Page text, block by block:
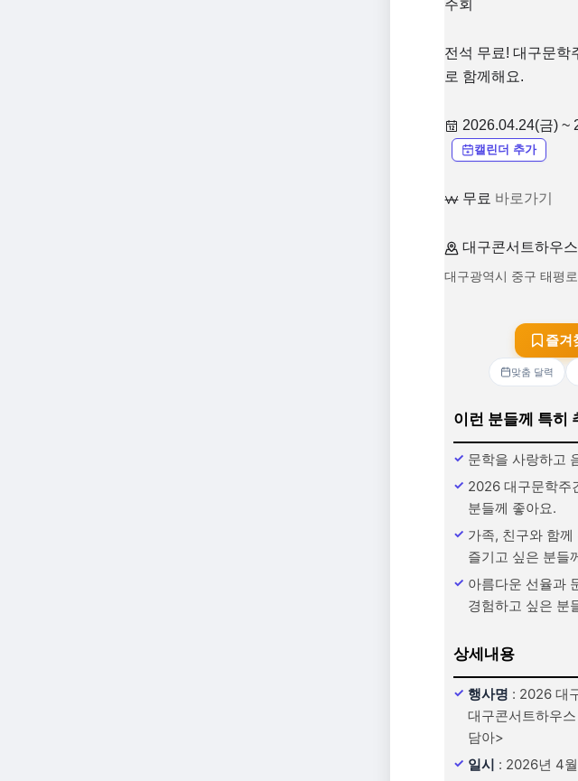
주회
전석 무료! 대구문학
로 함께해요.
2026.04.24(금) ~
캘린더 추가
무료 바로가기
대구콘서트하우
대구광역시 중구 태평
즐겨
맞춤 달력
이런 분들께 특히
문학을 사랑하고
2026 대구문학주
분들께 좋아요.
가족, 친구와 함
즐기고 싶은 분들
아름다운 선율과
경험하고 싶은 분
상세내용
행사명 : 2026 대
대구콘서트하우
담아>
일시 : 2026년 4